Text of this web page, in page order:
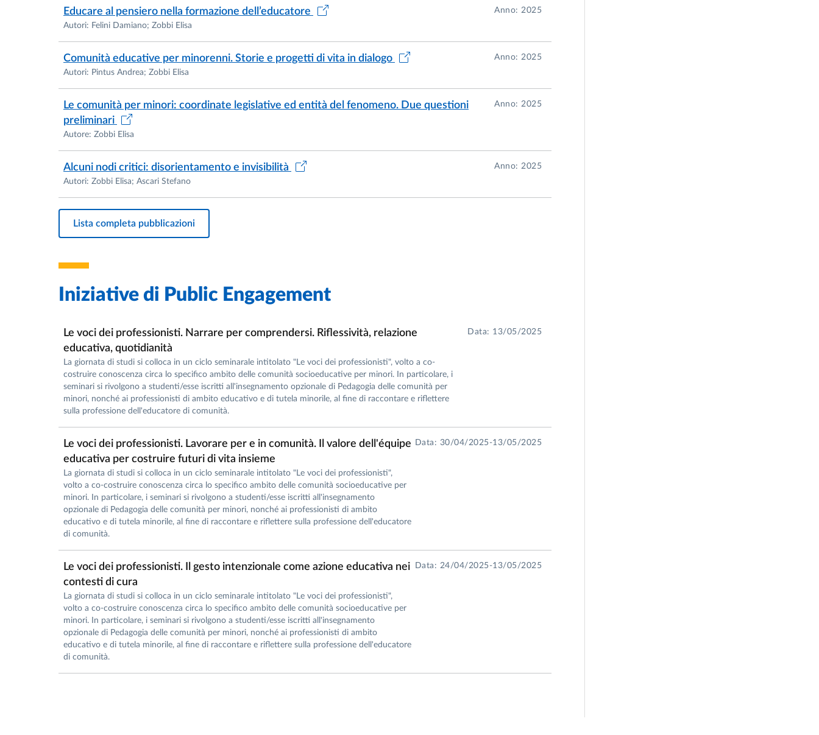
Educare al pensiero nella formazione dell’educatore
Autori: Felini Damiano; Zobbi Elisa
Anno: 2025
Comunità educative per minorenni. Storie e progetti di vita in dialogo
Autori: Pintus Andrea; Zobbi Elisa
Anno: 2025
Le comunità per minori: coordinate legislative ed entità del fenomeno. Due questioni
preliminari
Autore: Zobbi Elisa
Anno: 2025
Alcuni nodi critici: disorientamento e invisibilità
Autori: Zobbi Elisa; Ascari Stefano
Anno: 2025
Lista completa pubblicazioni
Iniziative di Public Engagement
Le voci dei professionisti. Narrare per comprendersi. Riflessività, relazione
educativa, quotidianità
La giornata di studi si colloca in un ciclo seminarale intitolato "Le voci dei professionisti", volto a co-
costruire conoscenza circa lo specifico ambito delle comunità socioeducative per minori. In particolare, i
seminari si rivolgono a studenti/esse iscritti all'insegnamento opzionale di Pedagogia delle comunità per
minori, nonché ai professionisti di ambito educativo e di tutela minorile, al fine di raccontare e riflettere
sulla professione dell'educatore di comunità.
Data: 13/05/2025
Le voci dei professionisti. Lavorare per e in comunità. Il valore dell'équipe
educativa per costruire futuri di vita insieme
La giornata di studi si colloca in un ciclo seminarale intitolato "Le voci dei professionisti",
volto a co-costruire conoscenza circa lo specifico ambito delle comunità socioeducative per
minori. In particolare, i seminari si rivolgono a studenti/esse iscritti all'insegnamento
opzionale di Pedagogia delle comunità per minori, nonché ai professionisti di ambito
educativo e di tutela minorile, al fine di raccontare e riflettere sulla professione dell'educatore
di comunità.
Data: 30/04/2025-13/05/2025
Le voci dei professionisti. Il gesto intenzionale come azione educativa nei
contesti di cura
La giornata di studi si colloca in un ciclo seminarale intitolato "Le voci dei professionisti",
volto a co-costruire conoscenza circa lo specifico ambito delle comunità socioeducative per
minori. In particolare, i seminari si rivolgono a studenti/esse iscritti all'insegnamento
opzionale di Pedagogia delle comunità per minori, nonché ai professionisti di ambito
educativo e di tutela minorile, al fine di raccontare e riflettere sulla professione dell'educatore
di comunità.
Data: 24/04/2025-13/05/2025